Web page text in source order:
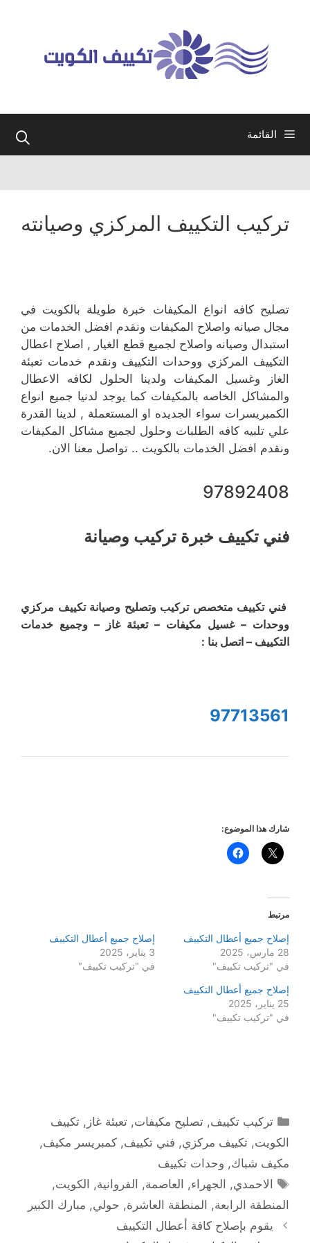
القائمة
تركيب التكييف المركزي وصيانته
تصليح كافه انواع المكيفات خبرة طويلة بالكويت في
مجال صيانه واصلاح المكيفات ونقدم افضل الخدمات من
استبدال وصيانه واصلاح لجميع قطع الغيار , اصلاح اعطال
التكييف المركزي ووحدات التكييف ونقدم خدمات تعبئة
الغاز وغسيل المكيفات ولدينا الحلول لكافه الاعطال
والمشاكل الخاصه بالمكيفات كما يوجد لدنيا جميع انواع
الكمبريسرات سواء الجديده او المستعملة , لدينا القدرة
علي تلبيه كافه الطلبات وحلول لجميع مشاكل المكيفات
ونقدم افضل الخدمات بالكويت .. تواصل معنا الان.
97892408
فني تكييف خبرة تركيب وصيانة
فني تكييف متخصص تركيب وتصليح وصيانة تكييف مركزي
ووحدات – غسيل مكيفات – تعبئة غاز – وجميع خدمات
التكييف – اتصل بنا :
97713561
شارك هذا الموضوع:
مرتبط
إصلاح جميع أعطال التكييف
28 مارس، 2025
في "تركيب تكييف"
إصلاح جميع أعطال التكييف
3 يناير، 2025
في "تركيب تكييف"
إصلاح جميع أعطال التكييف
25 يناير، 2025
في "تركيب تكييف"
التصنيفات
تركيب تكييف,تصليح مكيفات,تعبئة غاز ,تكييف
الكويت, تكييف مركزي, فني تكييف, كمبريسر مكيف,
مكيف شباك, وحدات تكييف
الوسوم
الاحمدي, الجهراء, العاصمة, الفروانية, الكويت,
المنطقة الرابعة, المنطقة العاشرة, حولي, مبارك الكبير
يقوم بإصلاح كافة أعطال التكييف